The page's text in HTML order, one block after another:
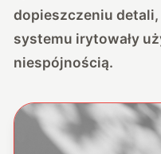
dopieszczeniu
systemu irytowały
niespójnością.